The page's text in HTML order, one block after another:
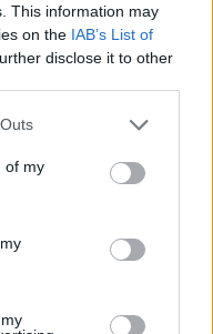
This information may
on the IAB’s List of
disclose it to other
one or more Google
You may click to
its third-party tags to
in below Google
of my